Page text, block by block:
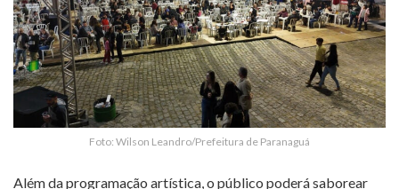
Foto: Wilson Leandro/Prefeitura de Paranaguá
Além da programação artística, o público poderá saborear